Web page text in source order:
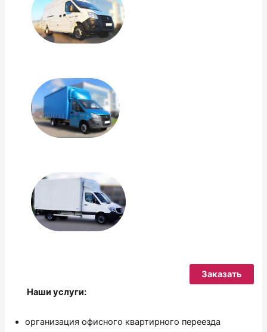
Заказать
Наши услуги:
организация офисного квартирного переезда